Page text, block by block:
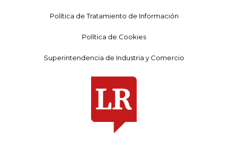
Política de Tratamiento de Información
Política de Cookies
Superintendencia de Industria y Comercio